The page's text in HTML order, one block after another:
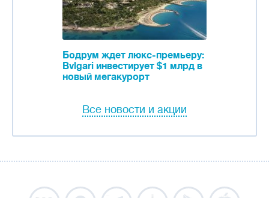
Бодрум ждет люкс-премьеру:
Bvlgari инвестирует $1 млрд в
новый мегакурорт
Все новости и акции